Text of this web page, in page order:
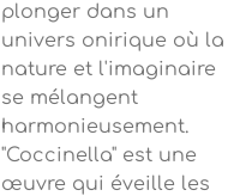
plonger dans un
univers onirique où la
nature et l'imaginaire
se mélangent
harmonieusement.
"Coccinella" est une
œuvre qui éveille les